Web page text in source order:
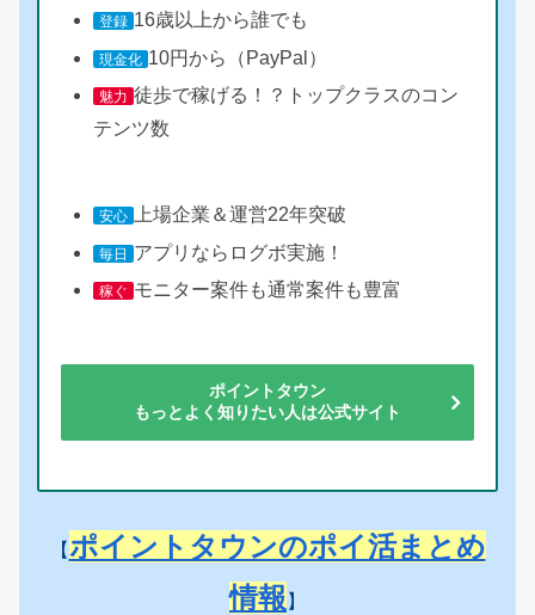
登録 16歳以上から誰でも
現金化 10円から（PayPal）
魅力 徒歩で稼げる！？トップクラスのコン
テンツ数
安心 上場企業＆運営22年突破
毎日 アプリならログボ実施！
稼ぐ モニター案件も通常案件も豊富
ポイントタウン
もっとよく知りたい人は公式サイト
【ポイントタウンのポイ活まとめ
情報 】